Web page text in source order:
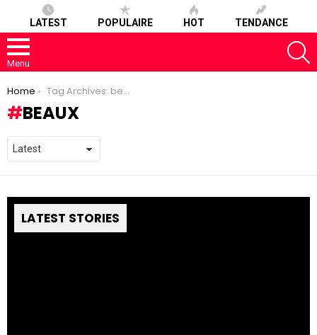
LATEST POPULAIRE HOT TENDANCE
Menu
You are here:
Home Tag Archives: beaux
BEAUX
LATEST STORIES